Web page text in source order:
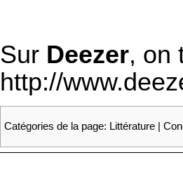
Sur Deezer, on
http://
Catégories de la page: Littérature